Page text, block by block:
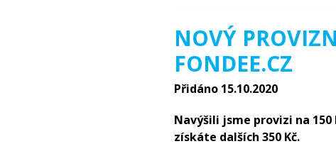
NOVÝ
FONDEE.CZ
Přidáno 15.10.2020
Navýšili jsme provizi na
získáte dalších 350 Kč.